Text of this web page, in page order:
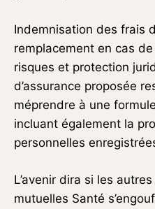
Indemnisation des frais
remplacement en cas
risques et protection
d’assurance proposée
méprendre à une
incluant également la
personnelles
L’avenir dira si les
mutuelles Santé